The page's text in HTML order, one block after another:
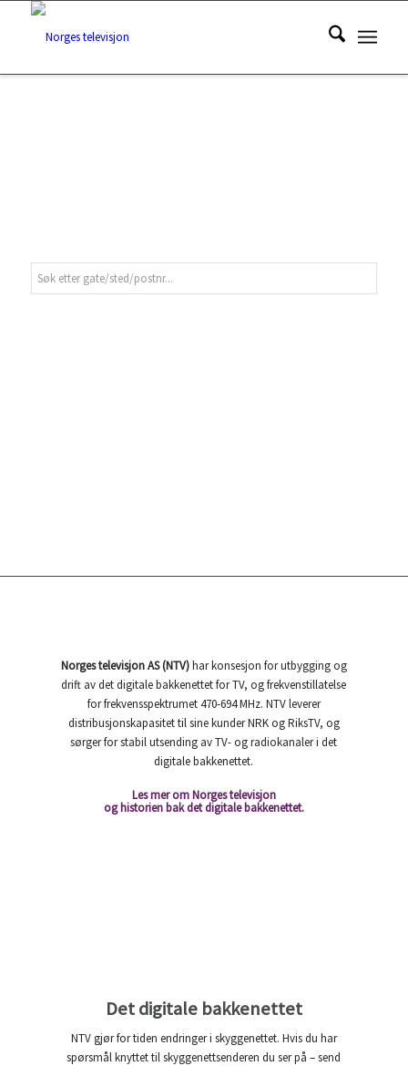
Norges televisjon AS (NTV)har konsesjon for utbygging og
drift av det digitale bakkenettet for TV, og frekvenstillatelse
for frekvensspektrumet 470-694 MHz. NTV leverer
distribusjonskapasitet til sine kunder NRK og RiksTV, og
sørger for stabil utsending av TV- og radiokanaler i det
digitale bakkenettet.
Les mer om Norges televisjon
og historien bak det digitale bakkenettet.
Det digitale bakkenettet
NTV gjør for tiden endringer i skyggenettet. Hvis du har
spørsmål knyttet til skyggenettsenderen du ser på – send